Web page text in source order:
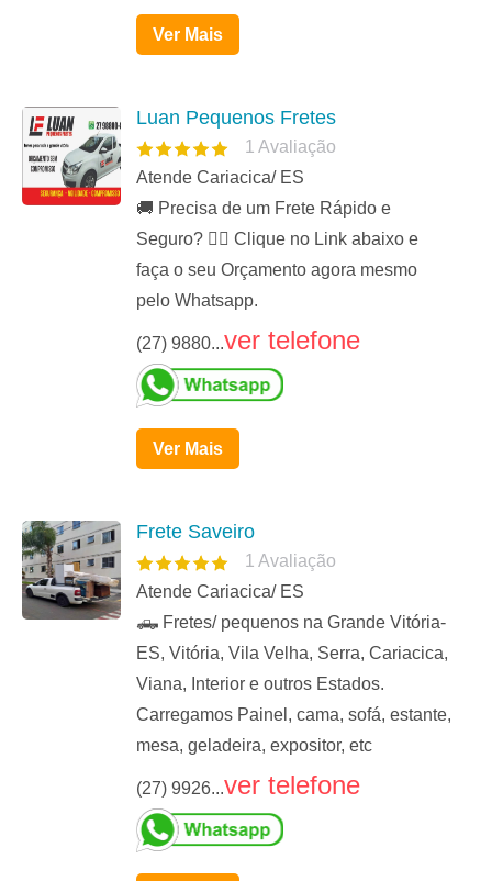
Ver Mais
Luan Pequenos Fretes
1 Avaliação
Atende Cariacica/ ES
🚚 Precisa de um Frete Rápido e
Seguro? 👉🏻 Clique no Link abaixo e
faça o seu Orçamento agora mesmo
pelo Whatsapp.
(27) 9880...ver telefone
Ver Mais
Frete Saveiro
1 Avaliação
Atende Cariacica/ ES
🛻 Fretes/ pequenos na Grande Vitória-
ES, Vitória, Vila Velha, Serra, Cariacica,
Viana, Interior e outros Estados.
Carregamos Painel, cama, sofá, estante,
mesa, geladeira, expositor, etc
(27) 9926...ver telefone